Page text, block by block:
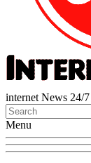
internet News 24/7
Menu